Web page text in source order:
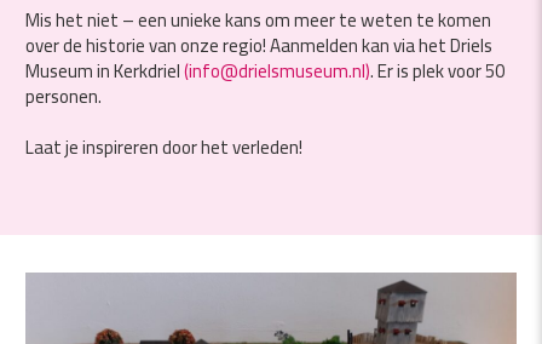
Mis het niet – een unieke kans om meer te weten te komen
over de historie van onze regio! Aanmelden kan via het Driels
Museum in Kerkdriel(info@drielsmuseum.nl). Er is plek voor 50
personen.
Laat je inspireren door het verleden!